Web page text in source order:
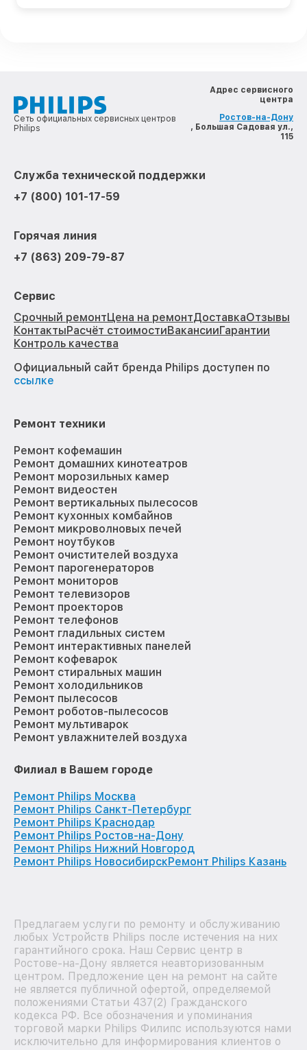
Сеть официальных сервисных центров
Philips
Адрес сервисного
центра
Ростов-на-Дону
, Большая Садовая ул.,
115
Служба технической поддержки
+7 (800) 101-17-59
Горячая линия
+7 (863) 209-79-87
Сервис
Срочный ремонтЦена на ремонтДоставкаОтзывы
КонтактыРасчёт стоимостиВакансииГарантии
Контроль качества
Официальный сайт бренда Philips доступен по
ссылке
Ремонт техники
Ремонт кофемашин
Ремонт домашних кинотеатров
Ремонт морозильных камер
Ремонт видеостен
Ремонт вертикальных пылесосов
Ремонт кухонных комбайнов
Ремонт микроволновых печей
Ремонт ноутбуков
Ремонт очистителей воздуха
Ремонт парогенераторов
Ремонт мониторов
Ремонт телевизоров
Ремонт проекторов
Ремонт телефонов
Ремонт гладильных систем
Ремонт интерактивных панелей
Ремонт кофеварок
Ремонт стиральных машин
Ремонт холодильников
Ремонт пылесосов
Ремонт роботов-пылесосов
Ремонт мультиварок
Ремонт увлажнителей воздуха
Филиал в Вашем городе
Ремонт Philips Москва
Ремонт Philips Санкт-Петербург
Ремонт Philips Краснодар
Ремонт Philips Ростов-на-Дону
Ремонт Philips Нижний Новгород
Ремонт Philips НовосибирскРемонт Philips Казань
Предлагаем услуги по ремонту и обслуживанию
любых Устройств Philips после истечения на них
гарантийного срока. Наш Сервис центр в
Ростове-на-Дону является неавторизованным
центром. Предложение цен на ремонт на сайте
не является публичной офертой, определяемой
положениями Статьи 437(2) Гражданского
кодекса РФ. Все обозначения и упоминания
торговой марки Philips Филипс используются нами
исключительно для информирования клиентов о